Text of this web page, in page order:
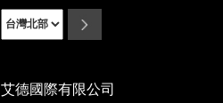
艾德國際有限公司